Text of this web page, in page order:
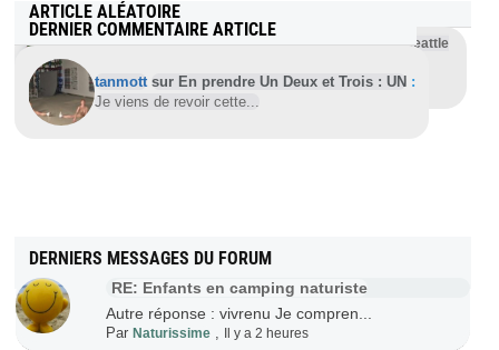
ARTICLE ALÉATOIRE
Les cyclistes nus et peints à la Fremont Parade de Seattle
2025
Il est à peine 8 heures ce samedi 21 juin, solstice ...
DERNIER COMMENTAIRE ARTICLE
tanmott sur En prendre Un Deux et Trois : UN :
Je viens de revoir cette...
DERNIERS MESSAGES DU FORUM
RE: Enfants en camping naturiste
Autre réponse : vivrenu Je compren...
ParNaturissime , Il y a 2 heures